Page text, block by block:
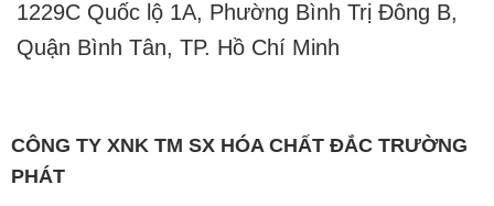
1229C Quốc lộ 1A, Phường Bình Trị Đông B,
Quận Bình Tân, TP. Hồ Chí Minh
CÔNG TY XNK TM SX HÓA CHẤT ĐẮC TRƯỜNG
PHÁT